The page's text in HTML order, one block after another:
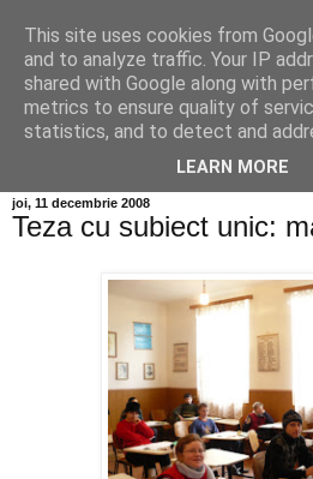
Info MILEANCA
BINE AȚI VENIT! *Jurnal online de
Vineri 07 August, 2026
joi, 11 decembrie 2008
Teza cu subiect unic:
This site uses cookies from
and to analyze traffic. Your IP
shared with Google along with
metrics to ensure quality of
statistics, and to detect and
LEARN MORE